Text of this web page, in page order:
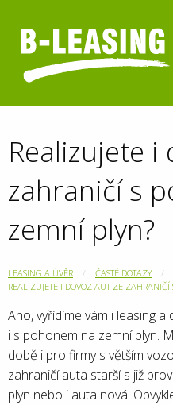
Realizujete i
zahraničí s
zemní plyn?
LEASING A ÚVĚR
ČASTÉ DOTAZY
REALIZUJETE I DOVOZ AUT ZE
Ano, vyřídíme vám i leasing
i s pohonem na zemní plyn.
době i pro firmy s větším
zahraničí auta starší s již
plyn nebo i auta nová.